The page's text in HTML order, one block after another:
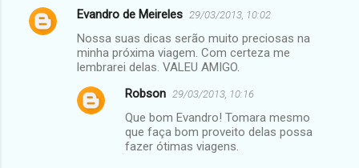
Evandro de Meireles 29/03/2013, 10:02
Nossa suas dicas serão muito preciosas na
minha próxima viagem. Com certeza me
lembrarei delas. VALEU AMIGO.
Robson 29/03/2013, 10:16
Que bom Evandro! Tomara mesmo
que faça bom proveito delas possa
fazer ótimas viagens.